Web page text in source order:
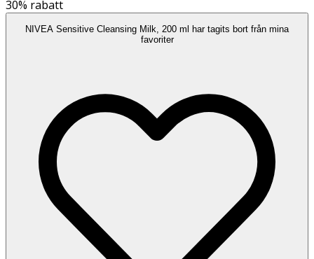
30% rabatt
NIVEA Sensitive Cleansing Milk, 200 ml har tagits bort från mina
favoriter